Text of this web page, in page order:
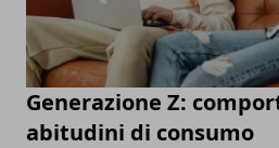
Generazione Z:
abitudini di consumo